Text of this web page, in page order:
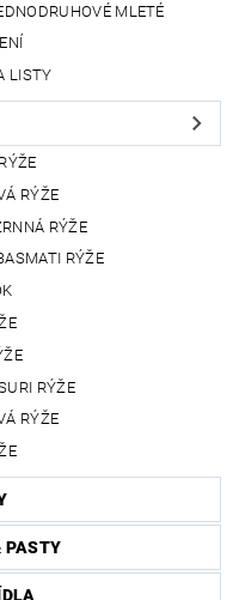
MLETÉ
LISTY
RÝŽE
RÝŽE
RÝŽE
RÝŽE
RÝŽE
PASTY